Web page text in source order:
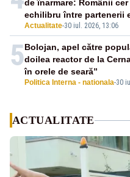
Actualitate-30 iul. 2026, 13:06
de înarmare: Românii
echilibru între partenerii
5
Politica Interna - nationala-30
Bolojan, apel către
doilea reactor de la
în orele de seară”
ACTUALITATE